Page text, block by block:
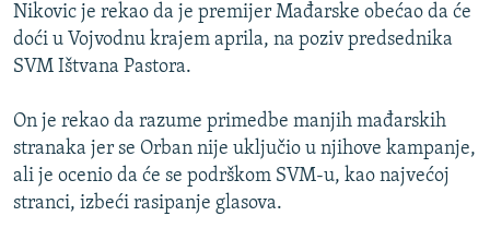
VIŠE OD NASLOVA
GENOCID U SREBRENICI
POPLAVE I KLIZIŠTA U BIH 2024.
TV LIBERTY
POST SCRIPTUM
PRATITE NAS
Sve RFE/RL stranice
Nikovic je rekao da je premijer Mađarske obećao da će
doći u Vojvodnu krajem aprila, na poziv predsednika
SVM Ištvana Pastora.
On je rekao da razume primedbe manjih mađarskih
stranaka jer se Orban nije uključio u njihove kampanje,
ali je ocenio da će se podrškom SVM-u, kao najvećoj
stranci, izbeći rasipanje glasova.